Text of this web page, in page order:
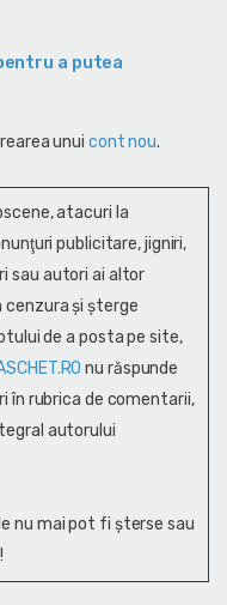
a putea
unui cont nou.
atacuri la
publicitare, jigniri,
sau autori ai altor
cenzura și şterge
de a posta pe site,
nu răspunde
rubrica de comentarii,
autorului
nu mai pot fi șterse sau